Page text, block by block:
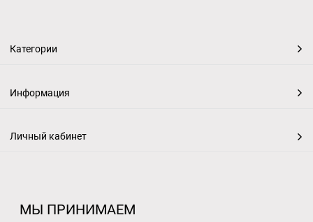
Категории
Информация
Личный кабинет
МЫ ПРИНИМАЕМ